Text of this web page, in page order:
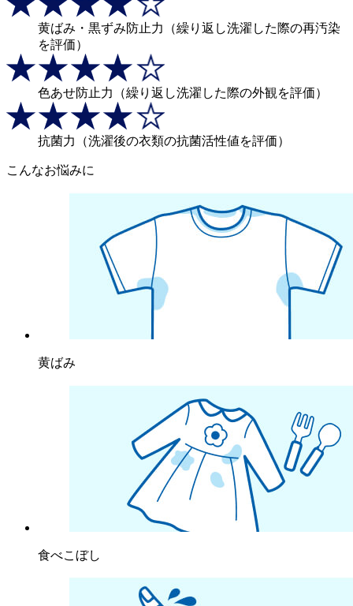
黄ばみ・黒ずみ防止力
（繰り返し洗濯した際の再汚染
を評価）
色あせ防止力 （繰り返し洗濯した際の外観を評価）
抗菌力 （洗濯後の衣類の抗菌活性値を評価）
こんなお悩みに
黄ばみ
食べこぼし